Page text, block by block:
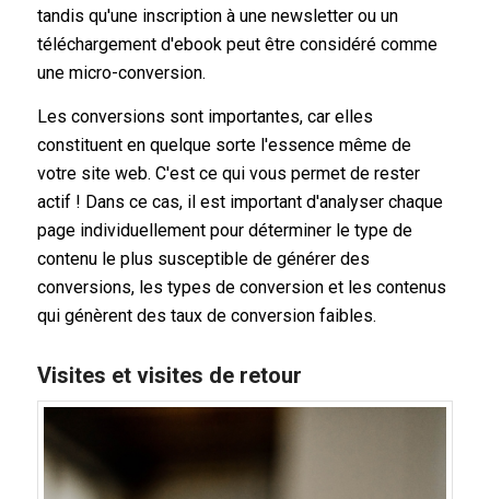
tandis qu'une inscription à une newsletter ou un
téléchargement d'ebook peut être considéré comme
une micro-conversion.
Les conversions sont importantes, car elles
constituent en quelque sorte l'essence même de
votre site web. C'est ce qui vous permet de rester
actif ! Dans ce cas, il est important d'analyser chaque
page individuellement pour déterminer le type de
contenu le plus susceptible de générer des
conversions, les types de conversion et les contenus
qui génèrent des taux de conversion faibles.
Visites et visites de retour